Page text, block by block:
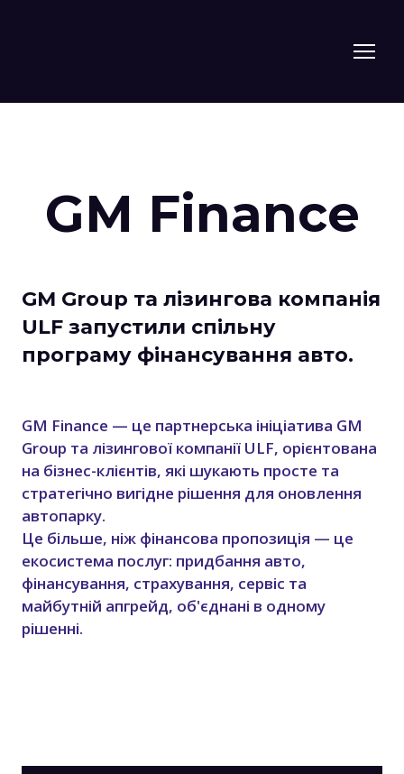
GM Finance
GM Group та лізингова компанія
ULF запустили спільну
програму фінансування авто.
GM Finance — це партнерська ініціатива GM
Group та лізингової компанії ULF, орієнтована
на бізнес-клієнтів, які шукають просте та
стратегічно вигідне рішення для оновлення
автопарку.
Це більше, ніж фінансова пропозиція — це
екосистема послуг: придбання авто,
фінансування, страхування, сервіс та
майбутній апгрейд, об'єднані в одному
рішенні.